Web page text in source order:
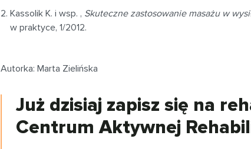
Kassolik K. i wsp. , Skuteczne zastosowanie masażu w
w praktyce, 1/2012.
Autorka: Marta Zielińska
Już dzisiaj zapisz się na
Centrum Aktywnej